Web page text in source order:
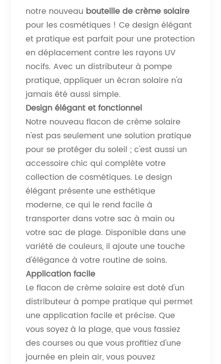
notre nouveau bouteille de crème solaire
pour les cosmétiques ! Ce design élégant
et pratique est parfait pour une protection
en déplacement contre les rayons UV
nocifs. Avec un distributeur à pompe
pratique, appliquer un écran solaire n'a
jamais été aussi simple.
Design élégant et fonctionnel
Notre nouveau flacon de crème solaire
n'est pas seulement une solution pratique
pour se protéger du soleil ; c'est aussi un
accessoire chic qui complète votre
collection de cosmétiques. Le design
élégant présente une esthétique
moderne, ce qui le rend facile à
transporter dans votre sac à main ou
votre sac de plage. Disponible dans une
variété de couleurs, il ajoute une touche
d'élégance à votre routine de soins.
Application facile
Le flacon de crème solaire est doté d'un
distributeur à pompe pratique qui permet
une application facile et précise. Que
vous soyez à la plage, que vous fassiez
des courses ou que vous profitiez d'une
journée en plein air, vous pouvez